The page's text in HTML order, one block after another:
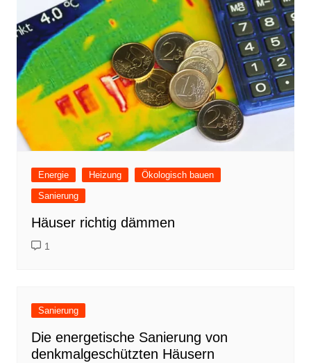
Energie Heizung
Ökologisch bauen
Sanierung
Häuser richtig dämmen
1
Sanierung
Die energetische Sanierung von
denkmalgeschützten Häusern